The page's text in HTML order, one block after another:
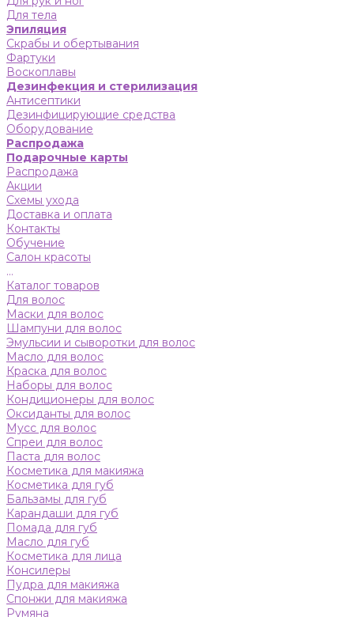
Для тела
Эпиляция
Скрабы и обертывания
Фартуки
Воскоплавы
Дезинфекция и стерилизация
Антисептики
Дезинфицирующие средства
Оборудование
Распродажа
Подарочные карты
Распродажа
Акции
Схемы ухода
Доставка и оплата
Контакты
Обучение
Салон красоты
...
Каталог товаров
Для волос
Маски для волос
Шампуни для волос
Эмульсии и сыворотки для волос
Масло для волос
Краска для волос
Наборы для волос
Кондиционеры для волос
Оксиданты для волос
Мусс для волос
Спреи для волос
Паста для волос
Косметика для макияжа
Косметика для губ
Бальзамы для губ
Карандаши для губ
Помада для губ
Масло для губ
Косметика для лица
Консилеры
Пудра для макияжа
Спонжи для макияжа
Румяна